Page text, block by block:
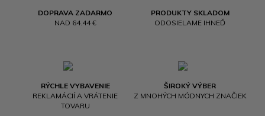
DOPRAVA ZADARMO
NAD 64.44 €
PRODUKTY SKLADOM
ODOSIELAME IHNEĎ
RÝCHLE VYBAVENIE
REKLAMÁCIÍ A VRÁTENIE
TOVARU
ŠIROKÝ VÝBER
Z MNOHÝCH MÓDNYCH ZNAČIEK